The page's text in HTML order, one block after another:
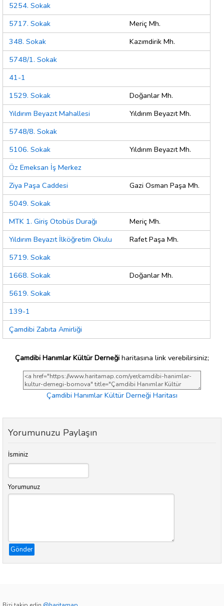
5254. Sokak
5717. Sokak
Meriç Mh.
348. Sokak
Kazımdirik Mh.
5748/1. Sokak
41-1
1529. Sokak
Doğanlar Mh.
Yıldırım Beyazıt Mahallesi
Yıldırım Beyazıt Mh.
5748/8. Sokak
5106. Sokak
Yıldırım Beyazıt Mh.
Öz Emeksan İş Merkez
Ziya Paşa Caddesi
Gazi Osman Paşa Mh.
5049. Sokak
MTK 1. Giriş Otobüs Durağı
Meriç Mh.
Yıldırım Beyazıt İlköğretim Okulu
Rafet Paşa Mh.
5719. Sokak
1668. Sokak
Doğanlar Mh.
5619. Sokak
139-1
Çamdibi Zabıta Amirliği
Çamdibi Hanımlar Kültür Derneği haritasına link verebilirsiniz;
Çamdibi Hanımlar Kültür Derneği Haritası
Yorumunuzu Paylaşın
İsminiz
Yorumunuz
Gönder